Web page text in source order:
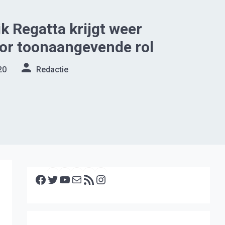
Regatta krijgt weer
toonaangevende rol
Redactie
Facebook Twitter YouTube E-mail RSS feed